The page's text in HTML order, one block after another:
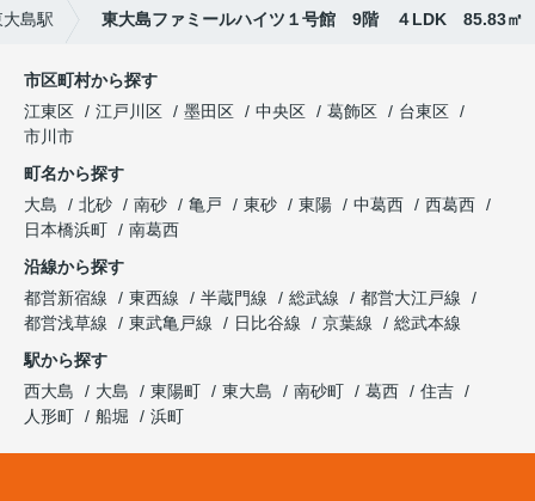
大島駅 東大島ファミールハイツ１号館 9階 ４LDK 85.83㎡
市区町村から探す
江東区
江戸川区 墨田区 中央区 葛飾区
台東区
市川市
町名から探す
大島
北砂 南砂 亀戸 東砂 東陽 中葛西
西葛西
日本橋浜町
南葛西
沿線から探す
都営新宿線
東西線 半蔵門線 総武線
都営大江戸線
都営浅草線
東武亀戸線 日比谷線 京葉線
総武本線
駅から探す
西大島
大島 東陽町 東大島 南砂町 葛西
住吉
人形町
船堀 浜町